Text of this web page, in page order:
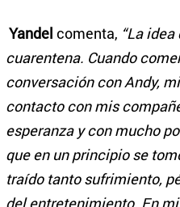
Yandel comenta, “La
cuarentena. Cuando
conversación con Andy,
contacto con mis
esperanza y con mucho
que en un principio se
traído tanto sufrimiento,
del entretenimiento. En